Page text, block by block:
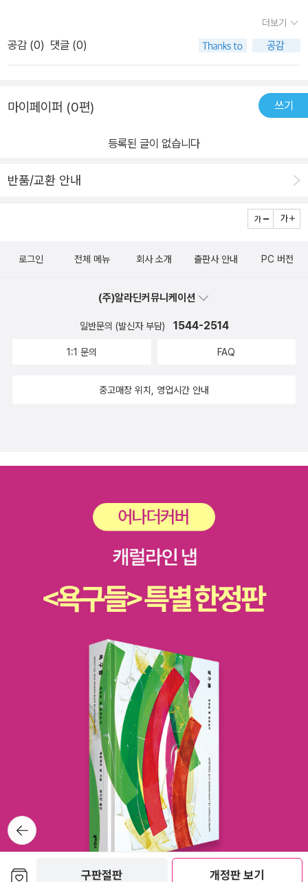
구판절판 개정판 보기
품도 만족이었습니다.c++ 독학하기에는 이만한 책 없는것 같습니
다.
더보기
공감 (0) 댓글 (0)
마이페이퍼 (0편) 쓰기
등록된 글이 없습니다
반품/교환 안내
뒤로가
기
로그인 전체 메뉴 회사 소개 출판사 안내 PC 버전
(주)알라딘커뮤니케이션
일반문의 (발신자 부담) 1544-2514
1:1 문의 FAQ
중고매장 위치, 영업시간 안내